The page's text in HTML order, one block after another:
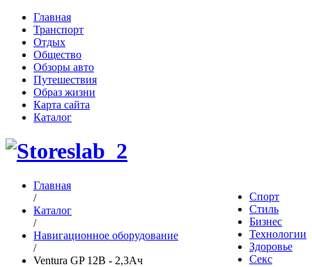
Главная
Транспорт
Отдых
Общество
Обзоры авто
Путешествия
Образ жизни
Карта сайта
Каталог
Спорт
Стиль
Бизнес
Технологии
Здоровье
Секс
Главная
/
Каталог
/
Навигационное оборудование
/
Ventura GP 12В - 2,3Ач